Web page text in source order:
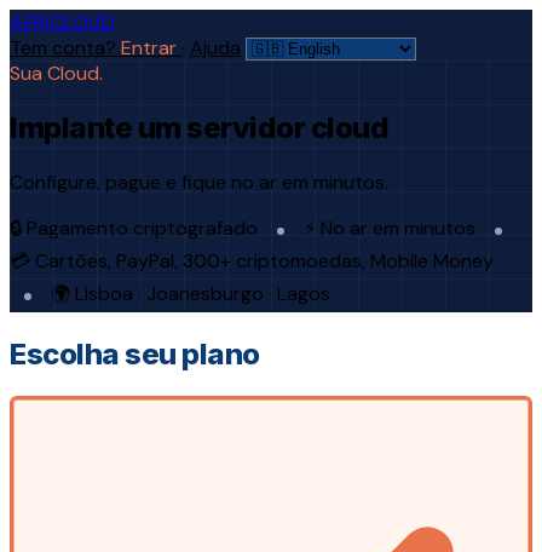
AFRICLOUD
Tem conta? Entrar · Ajuda
Sua Cloud.
Implante um servidor cloud
Configure, pague e fique no ar em minutos.
🔒 Pagamento criptografado
⚡ No ar em minutos
💳 Cartões, PayPal, 300+ criptomoedas, Mobile Money
🌍 Lisboa · Joanesburgo · Lagos
Escolha seu plano